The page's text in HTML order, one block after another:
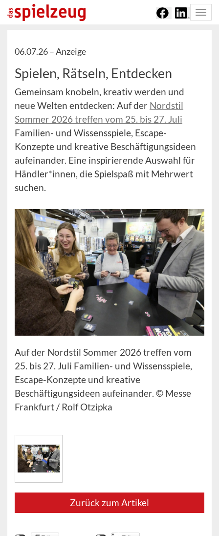
06.07.26 –Anzeige
Spielen, Rätseln, Entdecken
Gemeinsam knobeln, kreativ werden und
neue Welten entdecken: Auf der Nordstil
Sommer 2026 treffen vom 25. bis 27. Juli
Familien- und Wissensspiele, Escape-
Konzepte und kreative Beschäftigungsideen
aufeinander. Eine inspirierende Auswahl für
Händler*innen, die Spielspaß mit Mehrwert
suchen.
Auf der Nordstil Sommer 2026 treffen vom
25. bis 27. Juli Familien- und Wissensspiele,
Escape-Konzepte und kreative
Beschäftigungsideen aufeinander. © Messe
Frankfurt / Rolf Otzipka
Zurück zum Artikel